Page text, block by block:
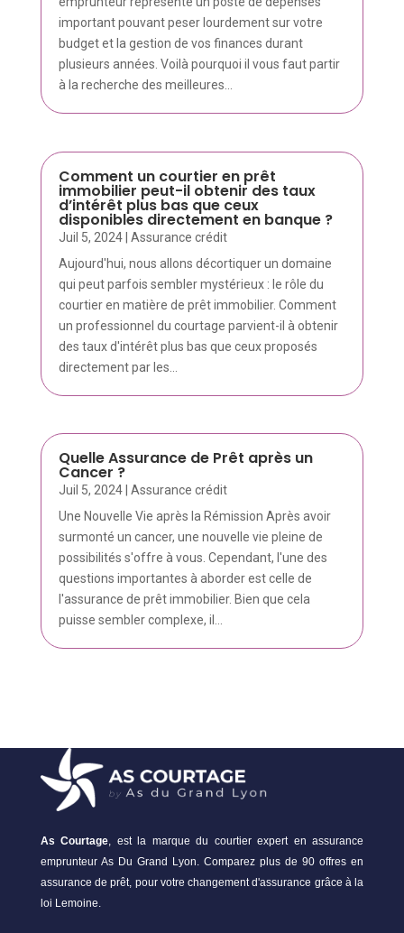
important pouvant peser lourdement sur votre
budget et la gestion de vos finances durant
plusieurs années. Voilà pourquoi il vous faut partir
à la recherche des meilleures...
Comment un courtier en prêt
immobilier peut-il obtenir des taux
d’intérêt plus bas que ceux
disponibles directement en banque ?
Juil 5, 2024| Assurance crédit
Aujourd'hui, nous allons décortiquer un domaine
qui peut parfois sembler mystérieux : le rôle du
courtier en matière de prêt immobilier. Comment
un professionnel du courtage parvient-il à obtenir
des taux d'intérêt plus bas que ceux proposés
directement par les...
Quelle Assurance de Prêt après un
Cancer ?
Juil 5, 2024| Assurance crédit
Une Nouvelle Vie après la Rémission Après avoir
surmonté un cancer, une nouvelle vie pleine de
possibilités s'offre à vous. Cependant, l'une des
questions importantes à aborder est celle de
l'assurance de prêt immobilier. Bien que cela
puisse sembler complexe, il...
As Courtage, est la marque du courtier expert en assurance
emprunteur As Du Grand Lyon. Comparez plus de 90 offres en
assurance de prêt, pour votre changement d'assurance grâce à la
loi Lemoine.